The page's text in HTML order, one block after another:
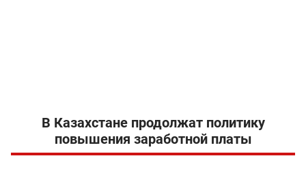
В Казахстане продолжат политику
повышения заработной платы